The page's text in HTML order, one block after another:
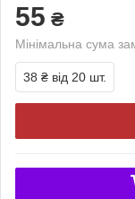
55 ₴
Мінімальна сума
38 ₴ від 20 шт.